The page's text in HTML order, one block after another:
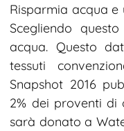
Risparmia acqua e
Scegliendo
acqua. Questo
tessuti
Snapshot 2016
2% dei proventi
sarà donato a